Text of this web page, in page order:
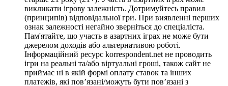
викликати ігрову залежність. Дотримуйтесь правил
(принципів) відповідальної гри. При виявленні перших
ознак залежності негайно зверніться до спеціаліста.
Пам'ятайте, що участь в азартних іграх не може бути
джерелом доходів або альтернативою роботі.
Інформаційний ресурс korrespondent.net не проводить
ігри на реальні та/або віртуальні гроші, також сайт не
приймає ні в якій формі оплату ставок та інших
платежів, які пов’язані/можуть бути пов’язані з